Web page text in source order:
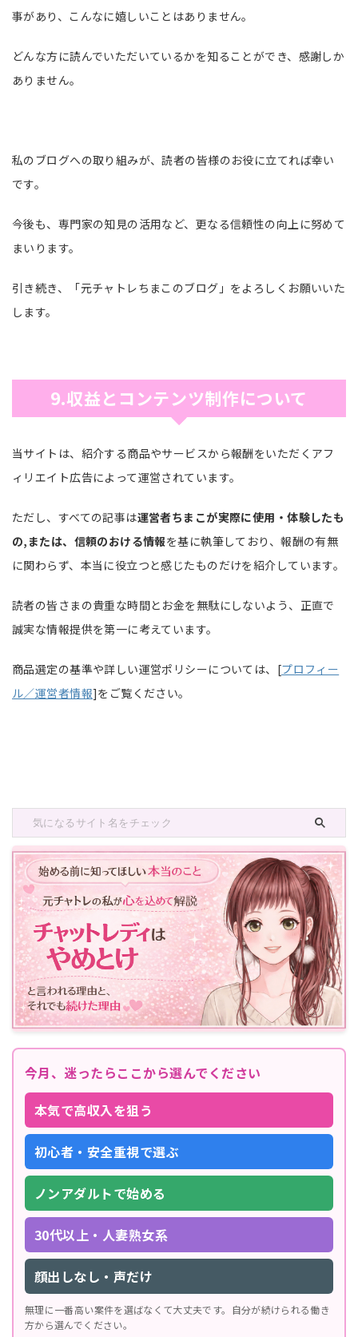
事があり、こんなに嬉しいことはありません。
どんな方に読んでいただいているかを知ることができ、感謝しか
ありません。
私のブログへの取り組みが、読者の皆様のお役に立てれば幸い
です。
今後も、専門家の知見の活用など、更なる信頼性の向上に努めて
まいります。
引き続き、「元チャトレちまこのブログ」をよろしくお願いいた
します。
9.収益とコンテンツ制作について
当サイトは、紹介する商品やサービスから報酬をいただくアフ
ィリエイト広告によって運営されています。
ただし、すべての記事は運営者ちまこが実際に使用・体験したも
の,または、信頼のおける情報を基に執筆しており、報酬の有無
に関わらず、本当に役立つと感じたものだけを紹介しています。
読者の皆さまの貴重な時間とお金を無駄にしないよう、正直で
誠実な情報提供を第一に考えています。
商品選定の基準や詳しい運営ポリシーについては、[プロフィー
ル／運営者情報]をご覧ください。
今月、迷ったらここから選んでください
本気で高収入を狙う
初心者・安全重視で選ぶ
ノンアダルトで始める
30代以上・人妻熟女系
顔出しなし・声だけ
無理に一番高い案件を選ばなくて大丈夫です。自分が続けられる働き
方から選んでください。